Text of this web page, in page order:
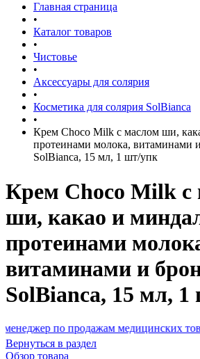
Главная страница
•
Каталог товаров
•
Чистовье
•
Аксессуары для солярия
•
Косметика для солярия SolBianca
•
Крем Choco Milk с маслом ши,
протеинами молока, витаминами
SolBianca, 15 мл, 1 шт/упк
Крем Choco Milk с
ши, какао и
протеинами
витаминами и
SolBianca, 15 мл,
по продажам медицинских товаров
Вернуться в раздел
Обзор товара